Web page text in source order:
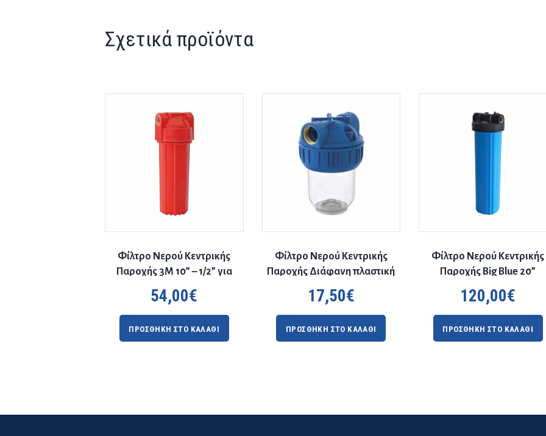
Σχετικά προϊόντα
Φίλτρο Νερού Κεντρικής
Παροχής 3Μ 10” – 1/2” για
ζεστό νερό
54,00€
ΠΡΟΣΘΗΚΗ ΣΤΟ ΚΑΛΑΘΙ
Φίλτρο Νερού Κεντρικής
Παροχής Διάφανη πλαστική
5”
17,50€
ΠΡΟΣΘΗΚΗ ΣΤΟ ΚΑΛΑΘΙ
Φίλτρο Νερού Κεντρικής
Παροχής Big Blue 20”
120,00€
ΠΡΟΣΘΗΚΗ ΣΤΟ ΚΑΛΑΘΙ